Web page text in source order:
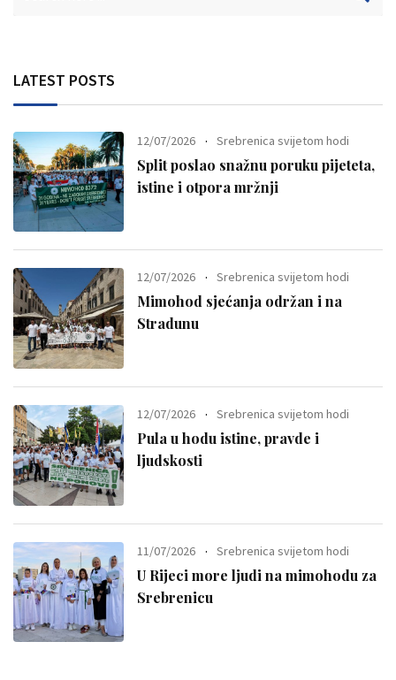
LATEST POSTS
12/07/2026 Srebrenica svijetom hodi
Split poslao snažnu poruku pijeteta,
istine i otpora mržnji
12/07/2026 Srebrenica svijetom hodi
Mimohod sjećanja održan i na
Stradunu
12/07/2026 Srebrenica svijetom hodi
Pula u hodu istine, pravde i
ljudskosti
11/07/2026 Srebrenica svijetom hodi
U Rijeci more ljudi na mimohodu za
Srebrenicu